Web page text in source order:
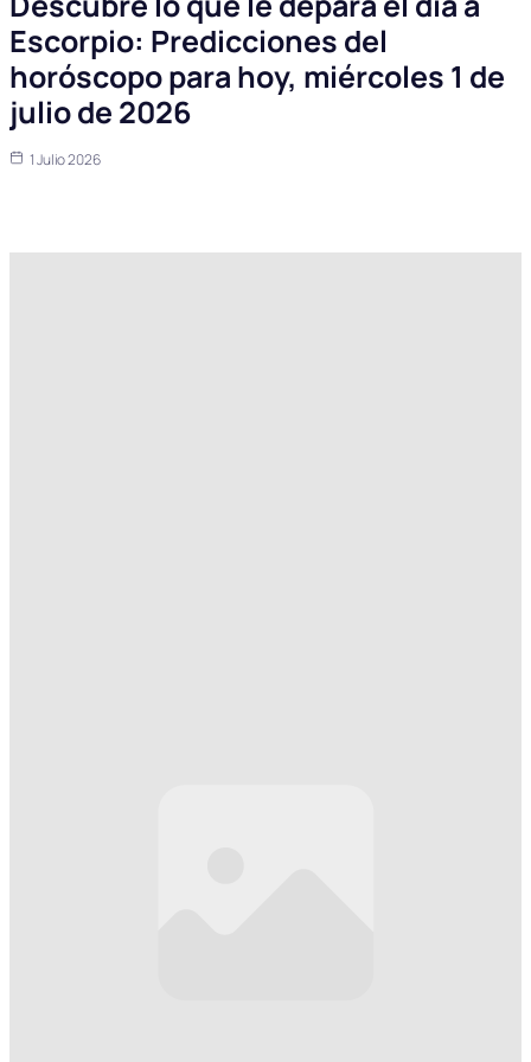
Escorpio: Predicciones del
horóscopo para hoy, miércoles 1 de
julio de 2026
1 Julio 2026